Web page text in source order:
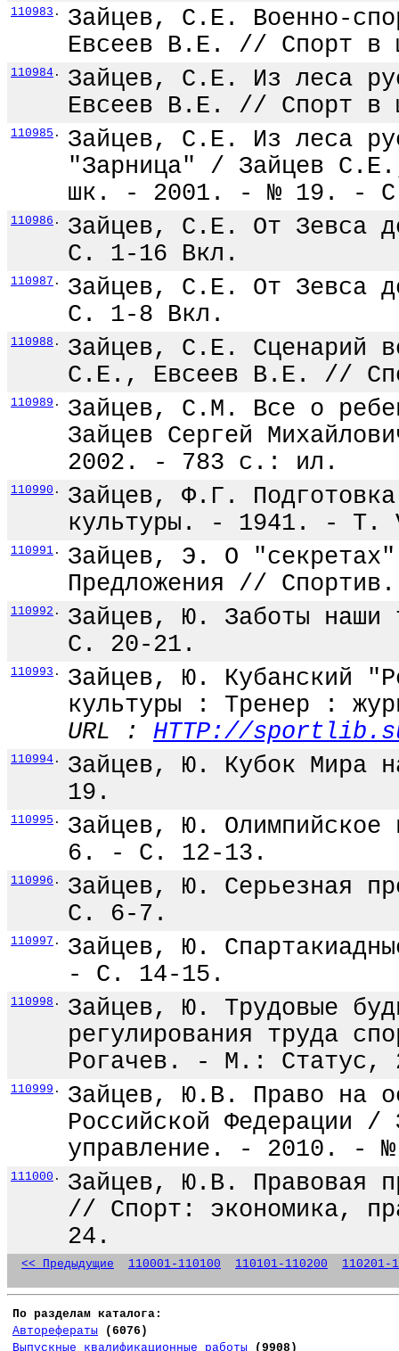
110983 .
Зайцев, С.Е. Военно-
Евсеев В.Е. // Спорт
110984 .
Зайцев, С.Е. Из леса
Евсеев В.Е. // Спорт
110985 .
Зайцев, С.Е. Из леса
"Зарница" / Зайцев
шк. - 2001. - № 19. -
110986 .
Зайцев, С.Е. От
С. 1-16 Вкл.
110987 .
Зайцев, С.Е. От
С. 1-8 Вкл.
110988 .
Зайцев, С.Е. Сценарий
С.Е., Евсеев В.Е. //
110989 .
Зайцев, С.М. Все о
Зайцев Сергей
2002. - 783 с.: ил.
110990 .
Зайцев, Ф.Г.
культуры. - 1941. -
110991 .
Зайцев, Э. О
Предложения //
110992 .
Зайцев, Ю. Заботы
С. 20-21.
110993 .
Зайцев, Ю. Кубанский
культуры : Тренер :
URL : HTTP://
110994 .
Зайцев, Ю. Кубок
19.
110995 .
Зайцев, Ю.
6. - С. 12-13.
110996 .
Зайцев, Ю. Серьезная
С. 6-7.
110997 .
Зайцев, Ю.
- С. 14-15.
110998 .
Зайцев, Ю. Трудовые
регулирования труда
Рогачев. - М.:
110999 .
Зайцев, Ю.В. Право на
Российской
управление. - 2010. -
111000 .
Зайцев, Ю.В. Правовая
// Спорт: экономика,
24.
<< Предыдущие 110001-110100 110101-110200 110201-
По разделам каталога:
Авторефераты
(6076)
Выпускные квалификационные работы
(9908)